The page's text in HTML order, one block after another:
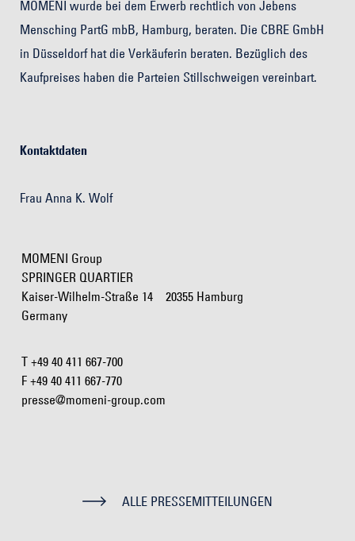
MOMENI wurde bei dem Erwerb rechtlich von Jebens
Mensching PartG mbB, Hamburg, beraten. Die CBRE GmbH
in Düsseldorf hat die Verkäuferin beraten. Bezüglich des
Kaufpreises haben die Parteien Stillschweigen vereinbart.
Kontaktdaten
Frau Anna K. Wolf
MOMENI Group
SPRINGER QUARTIER
Kaiser-Wilhelm-Straße 14 20355 Hamburg
Germany
T +49 40 411 667-700
F +49 40 411 667-770
presse@momeni-group.com
ALLE PRESSEMITTEILUNGEN